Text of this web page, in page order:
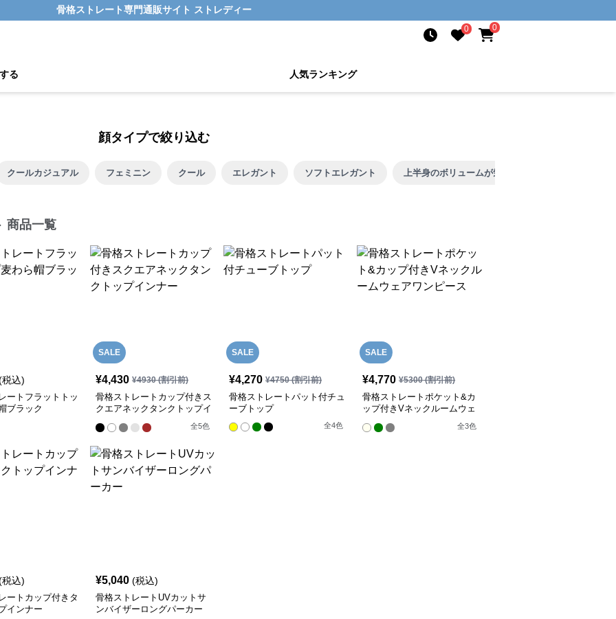
骨格ストレート専門通販サイト ストレディー
0 0
る 人気ランキング
顔タイプで絞り込む
クールカジュアル フェミニン クール エレガント ソフトエレガント 上半身のボリュームが気になる
商品一覧
税込)
ートフラットトッ
ブラック
SALE
¥4,430 ¥4930(割引前)
骨格ストレートカップ付きス
クエアネックタンクトップイ
全5色
SALE
¥4,270 ¥4750(割引前)
骨格ストレートパット付チュ
ーブトップ
全4色
SALE
¥4,770 ¥5300(割引前)
骨格ストレートポケット&カ
ップ付きVネックルームウェ
全3色
税込)
ートカップ付きタ
インナー
¥5,040 (税込)
骨格ストレートUVカットサ
ンバイザーロングパーカー